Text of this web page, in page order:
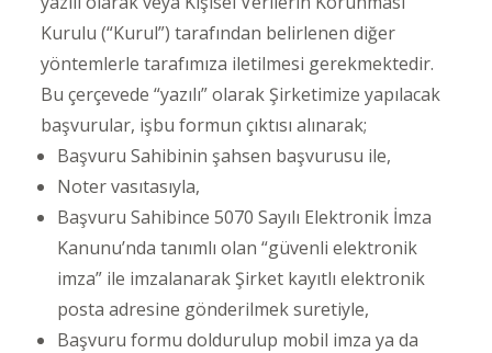
Kurulu (“Kurul”) tarafından belirlenen diğer
yöntemlerle tarafımıza iletilmesi gerekmektedir.
Bu çerçevede “yazılı” olarak Şirketimize yapılacak
başvurular, işbu formun çıktısı alınarak;
Başvuru Sahibinin şahsen başvurusu ile,
Noter vasıtasıyla,
Başvuru Sahibince 5070 Sayılı Elektronik İmza
Kanunu’nda tanımlı olan “güvenli elektronik
imza” ile imzalanarak Şirket kayıtlı elektronik
posta adresine gönderilmek suretiyle,
Başvuru formu doldurulup mobil imza ya da